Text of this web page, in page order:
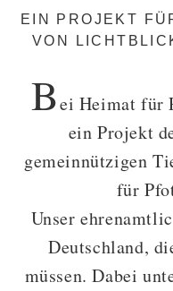
EIN PROJEKT
VON
Bei Heimat für
ein Projekt
gemeinnützigen
für
Unser
Deutschland,
müssen. Dabei